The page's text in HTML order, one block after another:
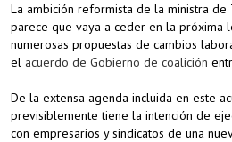
La ambición reformista de la ministra de
parece que vaya a ceder en la próxima
numerosas propuestas de cambios
el acuerdo de Gobierno de coalición
De la extensa agenda incluida en este
previsiblemente tiene la intención de
con empresarios y sindicatos de una